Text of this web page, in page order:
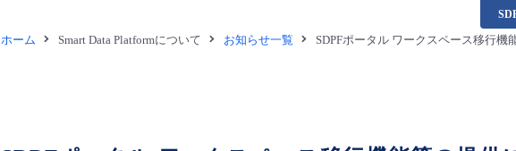
ホーム Smart Data Platformについて お知らせ一覧 SDPFポータル ワークスペース移行機